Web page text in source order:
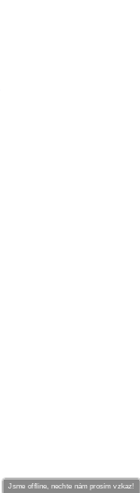
Jsme offline, nechte nám prosím vzkaz!